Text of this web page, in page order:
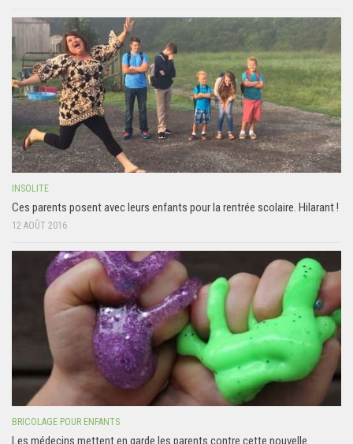
INSOLITE
Ces parents posent avec leurs enfants pour la rentrée scolaire. Hilarant !
12 AOÛT 2016
BRICOLAGE POUR ENFANTS
Les médecins mettent en garde les parents contre cette nouvelle